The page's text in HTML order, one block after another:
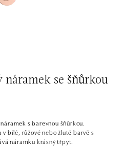
se šňůrkou
s barevnou šňůrkou.
bílé, růžové nebo žluté barvě s
náramku krásný třpyt.